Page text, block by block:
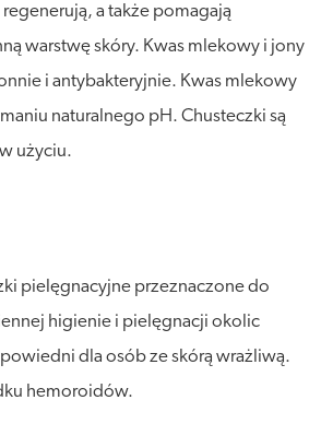
a także pomagają
warstwę skóry. Kwas mlekowy i jony
i antybakteryjnie. Kwas mlekowy
naturalnego pH. Chusteczki są
użyciu.
pielęgnacyjne przeznaczone do
higienie i pielęgnacji okolic
dla osób ze skórą wrażliwą.
hemoroidów.